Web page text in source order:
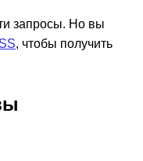
запросы. Но вы
, чтобы получить